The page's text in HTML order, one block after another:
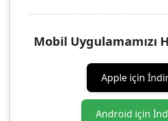
Mobil Uygulamamızı
Apple için
Android için